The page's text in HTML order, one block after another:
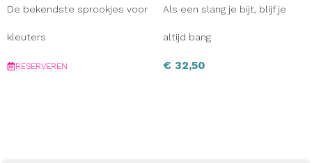
De bekendste sprookjes voor
kleuters
RESERVEREN
Als een slang je bijt, blijf je
altijd bang
€ 32,50